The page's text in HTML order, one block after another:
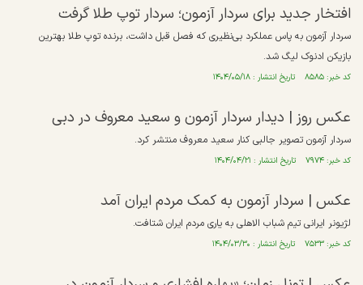
افتخار جدید برای سردار آزمون؛ سردار توپ طلا گرفت
سردار آزمون به پاس عملکرد بی‌نظیری که فصل قبل داشت، برنده توپ طلا بهترین
بازیکن ادنوک لیگ شد.
کد خبر: ۸۵۸۵ تاریخ انتشار : ۱۴۰۴/۰۵/۱۸
عکس روز | دیدار سردار آزمون و سعید معروف در دبی
سردار آزمون تصویر جالبی کنار سعید معروف منتشر کرد.
کد خبر: ۷۹۷۴ تاریخ انتشار : ۱۴۰۴/۰۴/۲۱
عکس | سردار آزمون به کمک مردم ایران آمد
لژیونر ایرانی تیم شباب الاهلی به یاری مردم ایران شتافت.
کد خبر: ۷۵۳۳ تاریخ انتشار : ۱۴۰۴/۰۳/۳۰